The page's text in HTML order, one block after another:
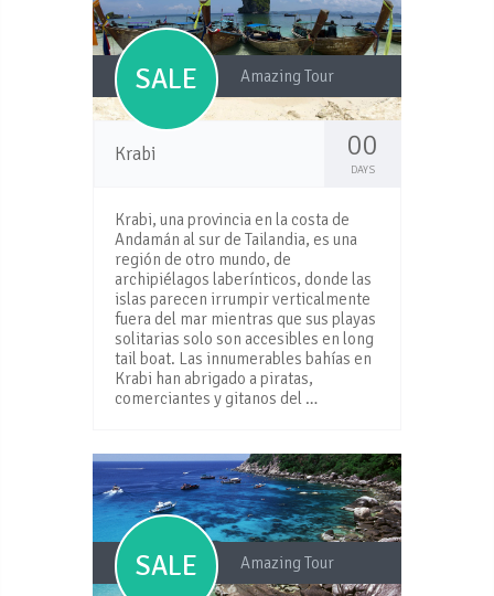
SALE Amazing Tour
Krabi 00
DAYS
Krabi, una provincia en la costa de
Andamán al sur de Tailandia, es una
región de otro mundo, de
archipiélagos laberínticos, donde las
islas parecen irrumpir verticalmente
fuera del mar mientras que sus playas
solitarias solo son accesibles en long
tail boat. Las innumerables bahías en
Krabi han abrigado a piratas,
comerciantes y gitanos del …
SALE Amazing Tour